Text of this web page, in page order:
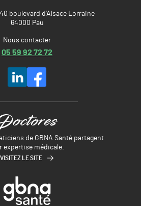
boulevard d’Alsace Lorraine
64000 Pau
Nous contacter
05 59 92 72 72
de GBNA Santé partagent
expertise médicale.
VISITEZ LE SITE